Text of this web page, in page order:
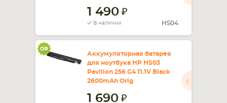
1 490
В наличии HS04
Аккумуляторная батарея
для ноутбука HP HS03
Pavilion 256 G4 11.1V Black
2600mAh Orig
1 690